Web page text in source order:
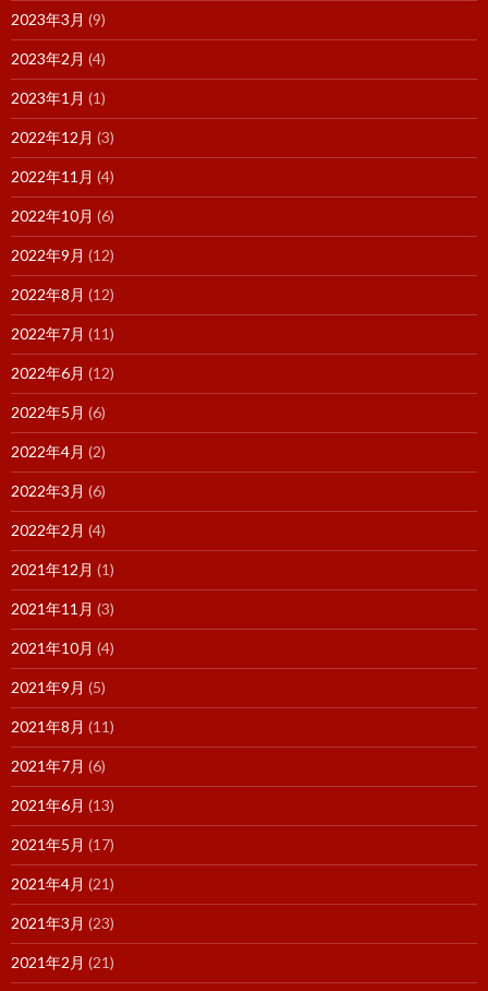
2023年3月 (9)
2023年2月 (4)
2023年1月 (1)
2022年12月 (3)
2022年11月 (4)
2022年10月 (6)
2022年9月 (12)
2022年8月 (12)
2022年7月 (11)
2022年6月 (12)
2022年5月 (6)
2022年4月 (2)
2022年3月 (6)
2022年2月 (4)
2021年12月 (1)
2021年11月 (3)
2021年10月 (4)
2021年9月 (5)
2021年8月 (11)
2021年7月 (6)
2021年6月 (13)
2021年5月 (17)
2021年4月 (21)
2021年3月 (23)
2021年2月 (21)